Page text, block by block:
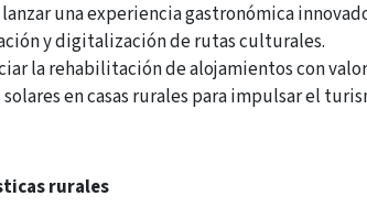
una experiencia gastronómica
y digitalización de rutas culturales.
la rehabilitación de alojamientos con
en casas rurales para impulsar el
rurales